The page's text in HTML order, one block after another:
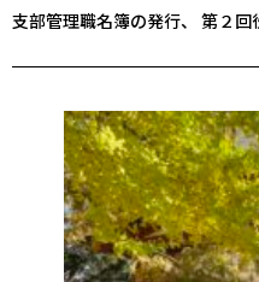
支部管理職名簿の発行、 第２